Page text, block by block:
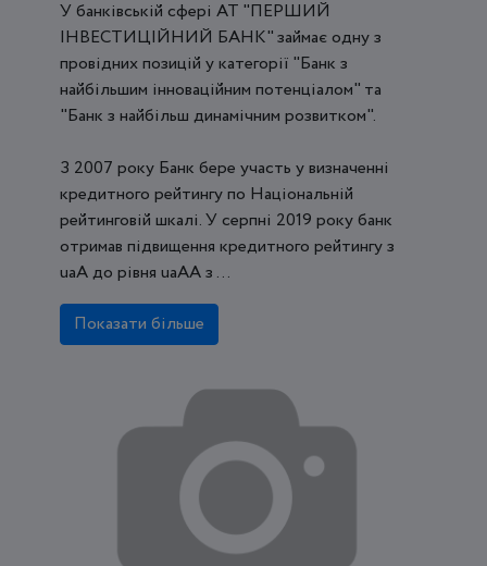
У банківській сфері АТ "ПЕРШИЙ
ІНВЕСТИЦІЙНИЙ БАНК" займає одну з
провідних позицій у категорії "Банк з
найбільшим інноваційним потенціалом" та
"Банк з найбільш динамічним розвитком".
З 2007 року Банк бере участь у визначенні
кредитного рейтингу по Національній
рейтинговій шкалі. У серпні 2019 року банк
отримав підвищення кредитного рейтингу з
uaA до рівня uaAA з ...
Показати більше